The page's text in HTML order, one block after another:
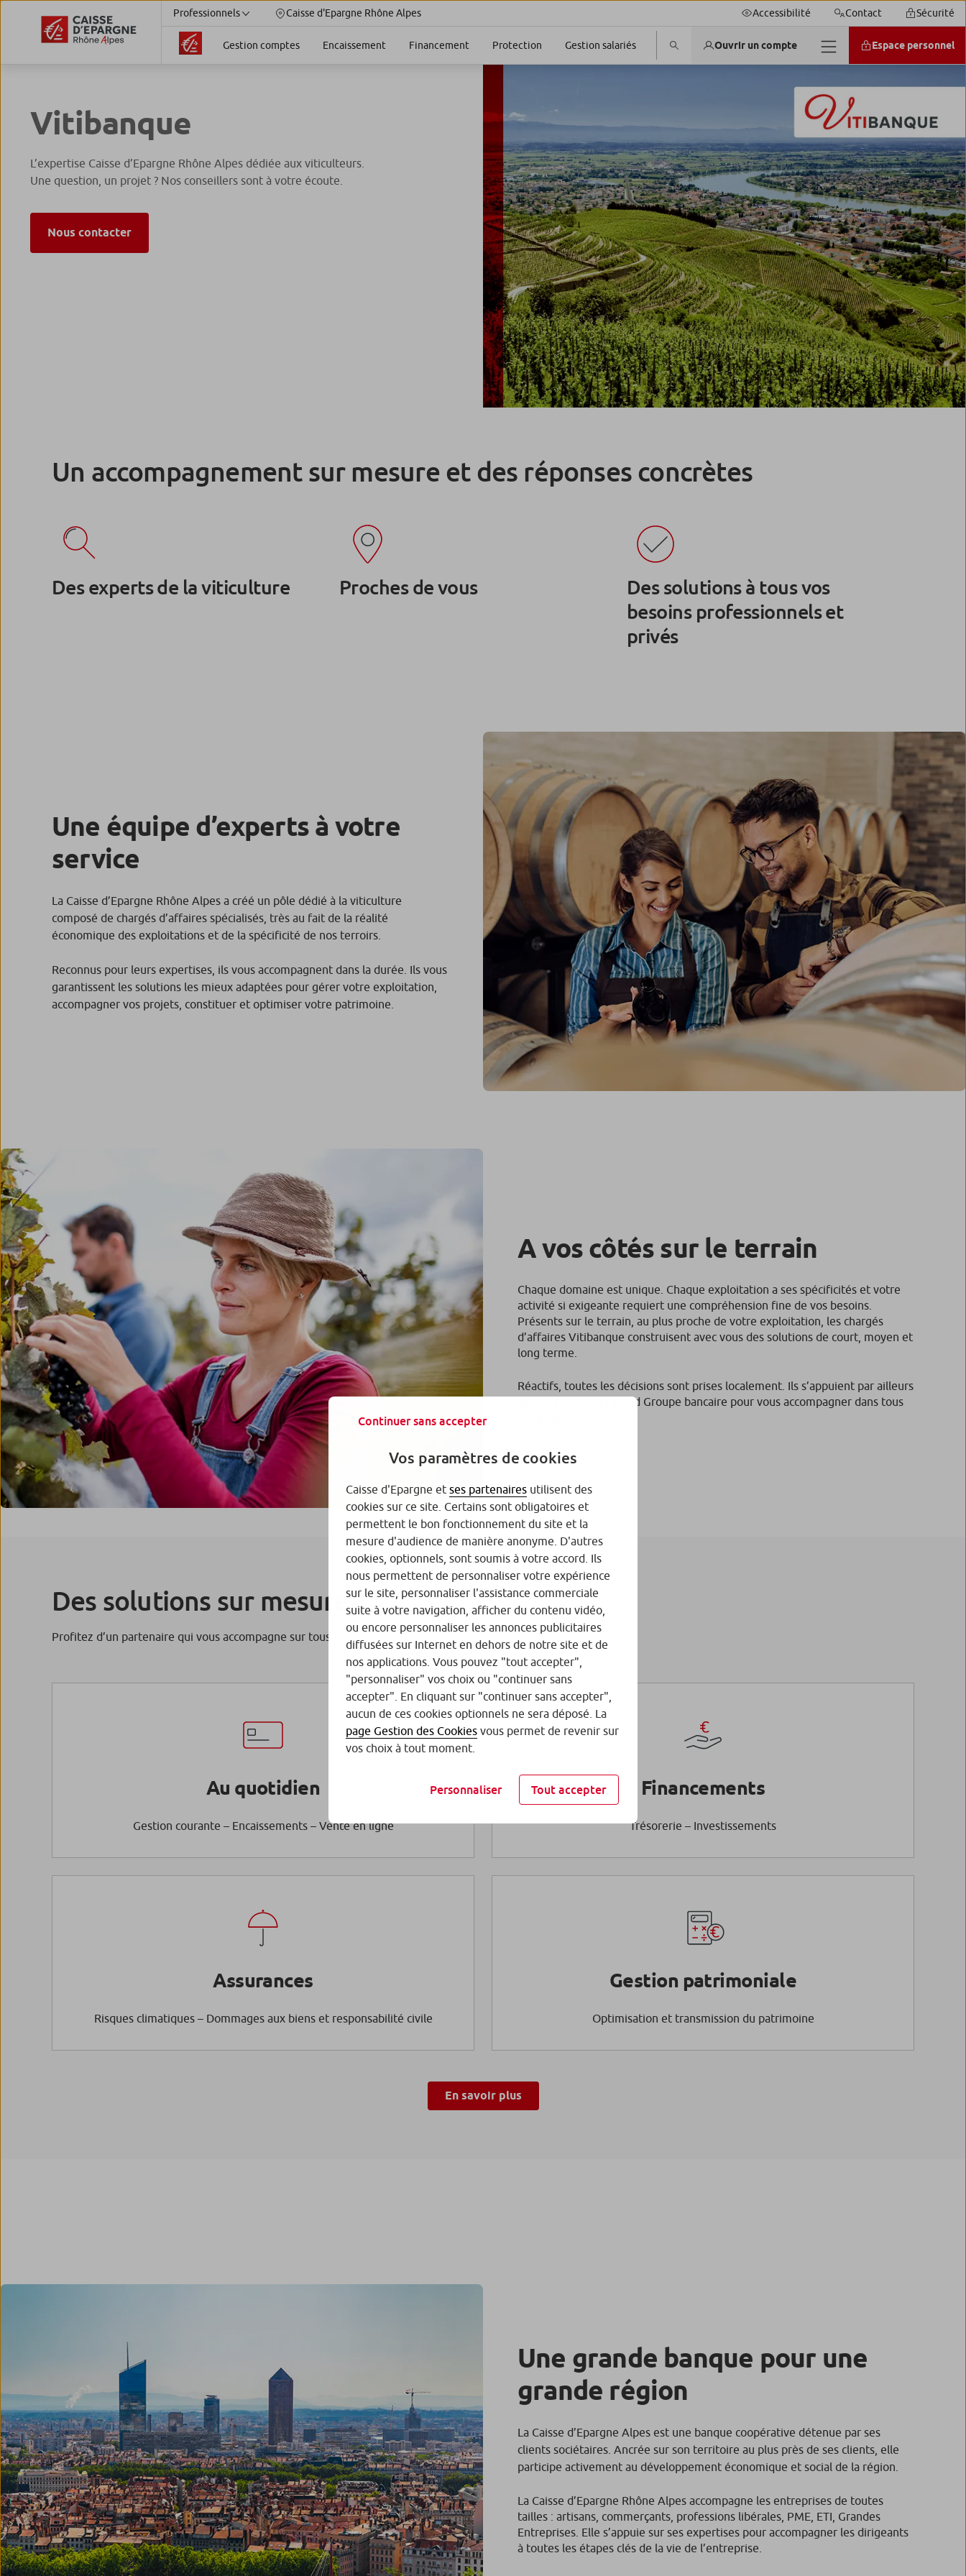
Professionnels Caisse d'Epargne Rhône Alpes Accessibilité Contact Sécurité
Gestion comptes Encaissement Financement Protection Gestion salariés Ouvrir un compte Espace personnel
Vitibanque
L’expertise Caisse d’Epargne Rhône Alpes dédiée aux viticulteurs.
Une question, un projet ? Nos conseillers sont à votre écoute.
Nous contacter
Un accompagnement sur mesure et des réponses concrètes
Des experts de la viticulture Proches de vous
Des solutions à tous vos
besoins professionnels et
privés
Une équipe d’experts à votre
service
La Caisse d’Epargne Rhône Alpes a créé un pôle dédié à la viticulture
composé de chargés d’affaires spécialisés, très au fait de la réalité
économique des exploitations et de la spécificité de nos terroirs.
Reconnus pour leurs expertises, ils vous accompagnent dans la durée. Ils vous
garantissent les solutions les mieux adaptées pour gérer votre exploitation,
accompagner vos projets, constituer et optimiser votre patrimoine.
A vos côtés sur le terrain
Chaque domaine est unique. Chaque exploitation a ses spécificités et votre
activité si exigeante requiert une compréhension fine de vos besoins.
Présents sur le terrain, au plus proche de votre exploitation, les chargés
d’affaires Vitibanque construisent avec vous des solutions de court, moyen et
long terme.
Réactifs, toutes les décisions sont prises localement. Ils s’appuient par ailleurs
sur le réseau d’un grand Groupe bancaire pour vous accompagner dans tous
Des solutions sur mesure
Profitez d’un partenaire qui vous accompagne sur tous les terrains.
Au quotidien
Gestion courante – Encaissements – Vente en ligne
Financements
Trésorerie – Investissements
Assurances
Risques climatiques – Dommages aux biens et responsabilité civile
Gestion patrimoniale
Optimisation et transmission du patrimoine
En savoir plus
Une grande banque pour une
grande région
La Caisse d’Epargne Alpes est une banque coopérative détenue par ses
clients sociétaires. Ancrée sur son territoire au plus près de ses clients, elle
participe activement au développement économique et social de la région.
La Caisse d’Epargne Rhône Alpes accompagne les entreprises de toutes
tailles : artisans, commerçants, professions libérales, PME, ETI, Grandes
Entreprises. Elle s’appuie sur ses expertises pour accompagner les dirigeants
à toutes les étapes clés de la vie de l’entreprise.
Continuer sans accepter
Vos paramètres de cookies
Caisse d'Epargne et ses partenaires utilisent des
cookies sur ce site. Certains sont obligatoires et
permettent le bon fonctionnement du site et la
mesure d'audience de manière anonyme. D'autres
cookies, optionnels, sont soumis à votre accord. Ils
nous permettent de personnaliser votre expérience
sur le site, personnaliser l'assistance commerciale
suite à votre navigation, afficher du contenu vidéo,
ou encore personnaliser les annonces publicitaires
diffusées sur Internet en dehors de notre site et de
nos applications. Vous pouvez "tout accepter",
"personnaliser" vos choix ou "continuer sans
accepter". En cliquant sur "continuer sans accepter",
aucun de ces cookies optionnels ne sera déposé. La
page Gestion des Cookies vous permet de revenir sur
vos choix à tout moment.
Personnaliser Tout accepter